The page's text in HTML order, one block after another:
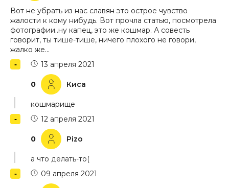
Вот не убрать из нас славян это острое чувство
жалости к кому нибудь. Вот прочла статью, посмотрела
фотографии..ну капец, это же кошмар. А совесть
говорит, ты тише-тише, ничего плохого не говори,
жалко же...
0 Киса
13 апреля 2021
кошмарище
0 Pizo
12 апреля 2021
а что делать-то(
09 апреля 2021